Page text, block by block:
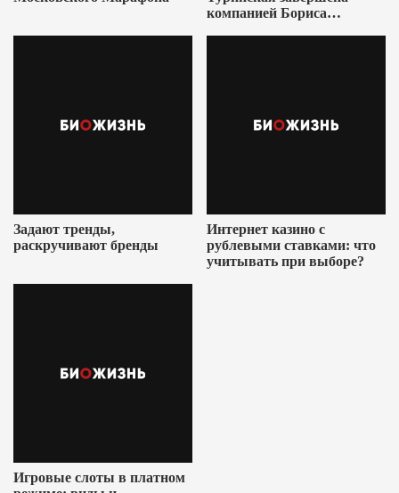
компанией Бориса
Задают тренды,
раскручивают бренды
Интернет казино с
рублевыми ставками: что
учитывать при выборе?
Игровые слоты в платном